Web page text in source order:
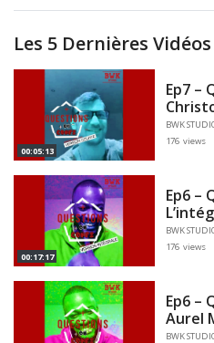
Les 5 Dernières Vidéos
00:05:13
Ep7 –
BWK
176 views
00:17:17
Ep6 –
BWK
176 views
Ep6 –
Aurel
BWK